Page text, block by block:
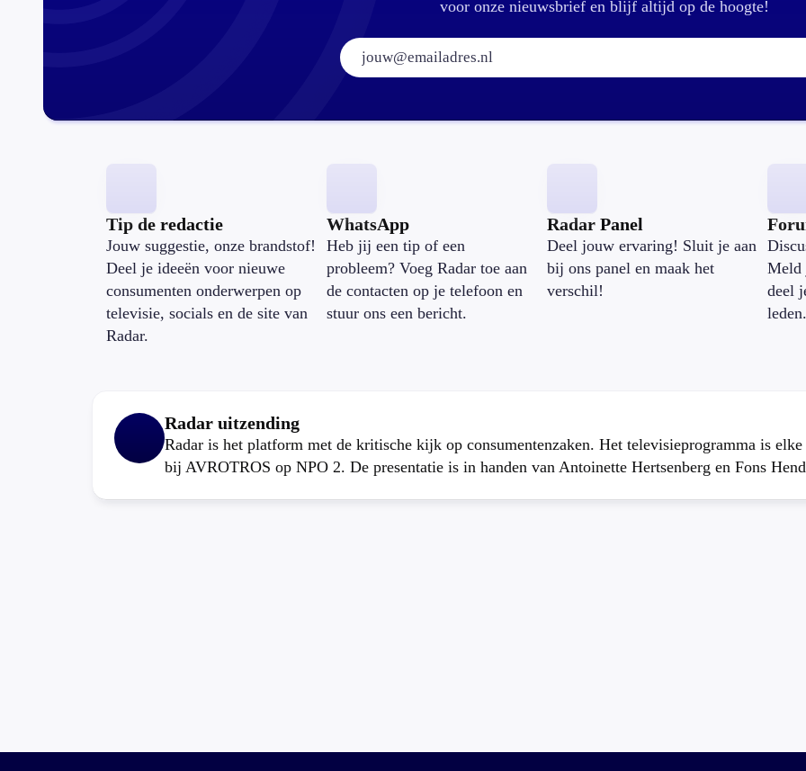
voor onze nieuwsbrief en blijf altijd op de hoogte!
E-mailadres:
Tip de redactie
Jouw suggestie, onze brandstof!
Deel je ideeën voor nieuwe
consumenten onderwerpen op
televisie, socials en de site van
Radar.
WhatsApp
Heb jij een tip of een
probleem? Voeg Radar toe aan
de contacten op je telefoon en
stuur ons een bericht.
Radar Panel
Deel jouw ervaring! Sluit je aan
bij ons panel en maak het
verschil!
Meld
deel
leden.
Radar uitzending
Radar is het platform met de kritische kijk op consumentenzaken. Het televisieprogramma is elke
bij AVROTROS op NPO 2. De presentatie is in handen van Antoinette Hertsenberg en Fons